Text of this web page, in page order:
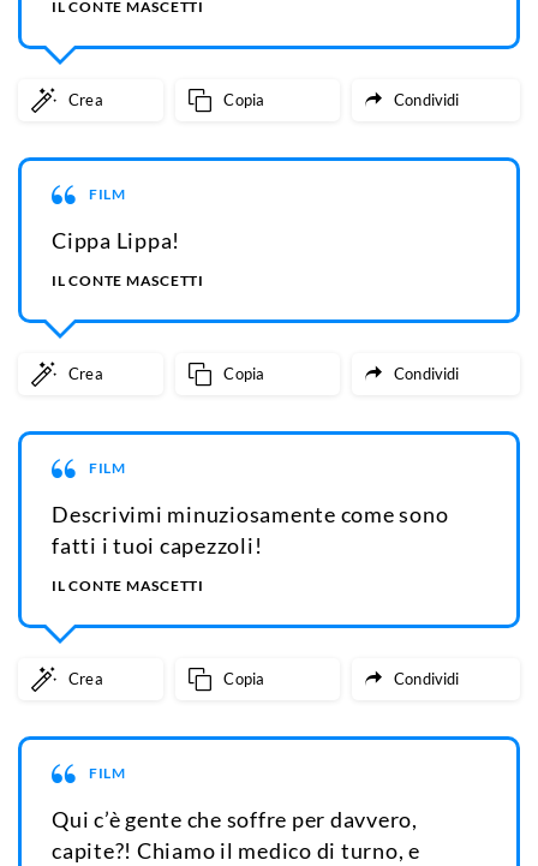
IL CONTE MASCETTI
Crea Copia Condividi
FILM
Cippa Lippa!
IL CONTE MASCETTI
Crea Copia Condividi
FILM
Descrivimi minuziosamente come sono
fatti i tuoi capezzoli!
IL CONTE MASCETTI
Crea Copia Condividi
FILM
Qui c’è gente che soffre per davvero,
capite?! Chiamo il medico di turno, e